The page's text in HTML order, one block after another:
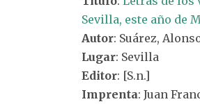
Sevilla, este año de
Autor: Suárez,
Lugar: Sevilla
Editor: [S.n.]
Imprenta: Juan